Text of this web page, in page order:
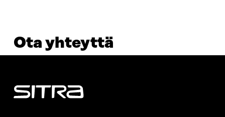
Ota yhteyttä